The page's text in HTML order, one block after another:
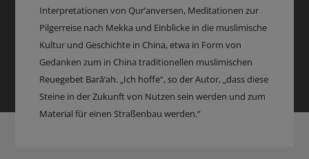
Interpretationen von Qur’anversen, Meditationen zur
Pilgerreise nach Mekka und Einblicke in die muslimische
Kultur und Geschichte in China, etwa in Form von
Gedanken zum in China traditionellen muslimischen
Reuegebet Barā’ah. „Ich hoffe“, so der Autor, „dass diese
Steine in der Zukunft von Nutzen sein werden und zum
Material für einen Straßenbau werden.“